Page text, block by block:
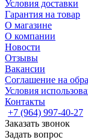
Условия доставки
Гарантия на товар
О магазине
О компании
Новости
Отзывы
Вакансии
Соглашение на
Условия
Контакты
+7 (964) 997-40-27
Заказать звонок
Задать вопрос